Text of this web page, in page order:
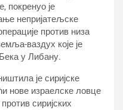
покренуо је
непријатељске
против низа
ваздух које је
у Либану.
је сиријске
нове израелске ловце
сиријских